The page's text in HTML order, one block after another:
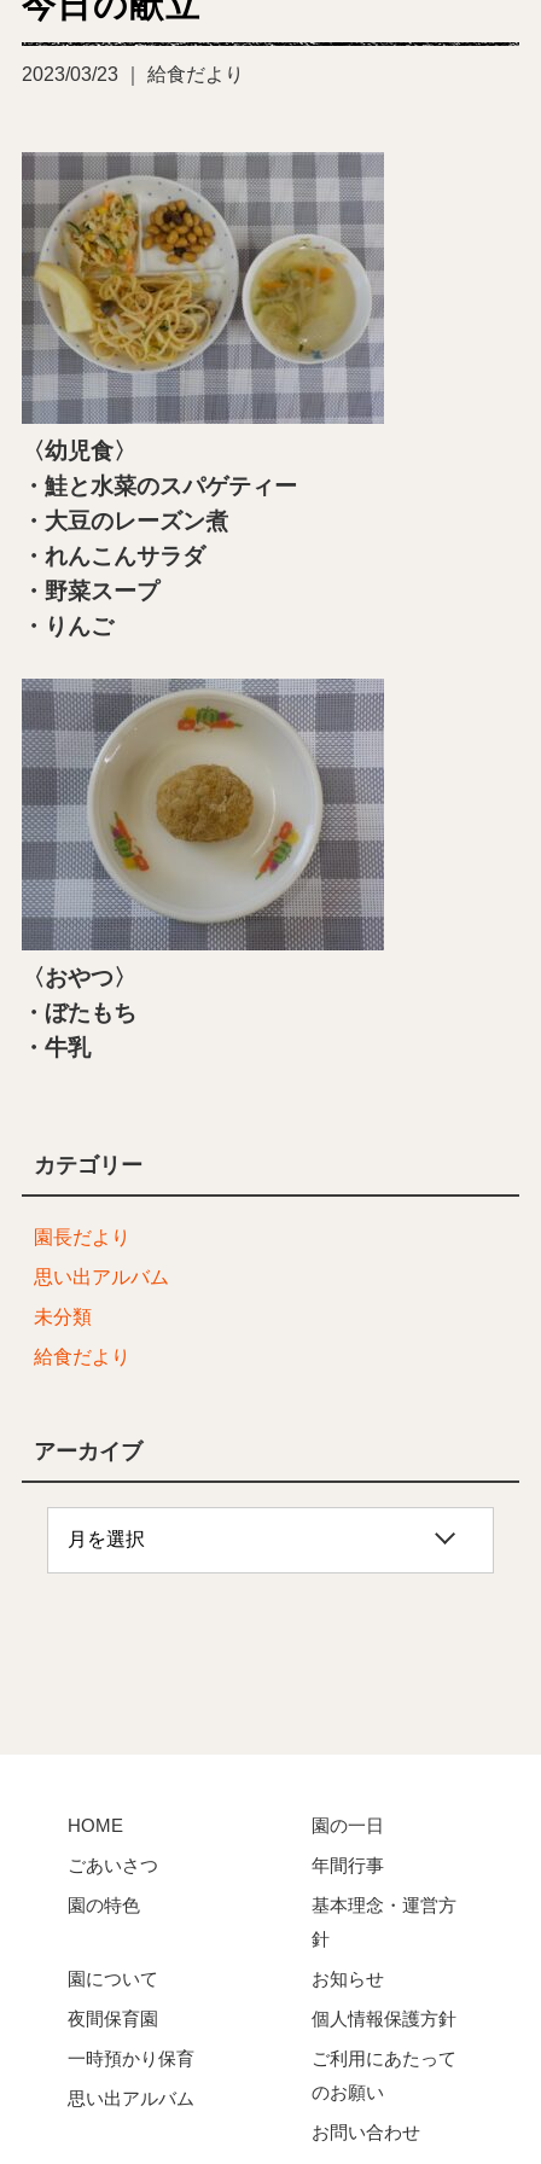
2023/03/23 ｜ 給食だより
〈幼児食〉
・鮭と水菜のスパゲティー
・大豆のレーズン煮
・れんこんサラダ
・野菜スープ
・りんご
〈おやつ〉
・ぼたもち
・牛乳
カテゴリー
園長だより
思い出アルバム
未分類
給食だより
アーカイブ
HOME
ごあいさつ
園の特色
園の一日
年間行事
基本理念・運営方
針
園について
夜間保育園
一時預かり保育
思い出アルバム
お知らせ
個人情報保護方針
ご利用にあたって
のお願い
お問い合わせ